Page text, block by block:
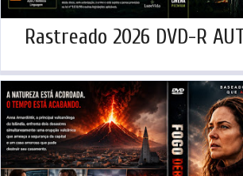
Rastreado 2026 DVD-R